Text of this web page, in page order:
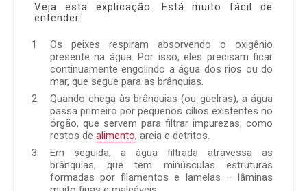
Veja esta explicação. Está muito fácil de
entender:
Os peixes respiram absorvendo o oxigênio
presente na água. Por isso, eles precisam ficar
continuamente engolindo a água dos rios ou do
mar, que segue para as brânquias.
Quando chega às brânquias (ou guelras), a água
passa primeiro por pequenos cílios existentes no
órgão, que servem para filtrar impurezas, como
restos de alimento, areia e detritos.
Em seguida, a água filtrada atravessa as
brânquias, que tem minúsculas estruturas
formadas por filamentos e lamelas – lâminas